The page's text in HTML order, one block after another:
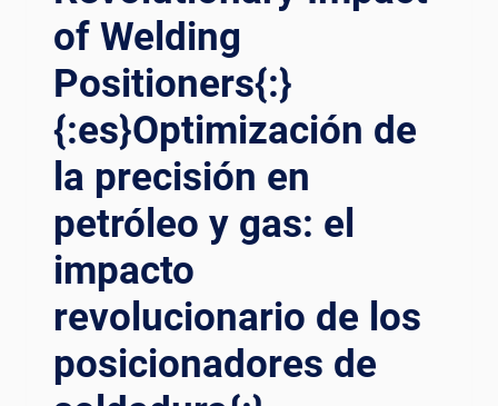
of Welding
Positioners{:}
{:es}Optimización de
la precisión en
petróleo y gas: el
impacto
revolucionario de los
posicionadores de